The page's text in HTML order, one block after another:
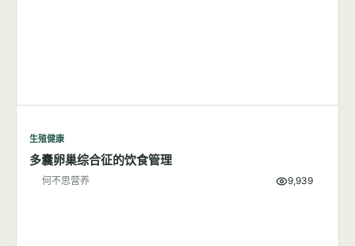
生殖健康
多囊卵巢综合征的饮食管理
何不思营养 9,939